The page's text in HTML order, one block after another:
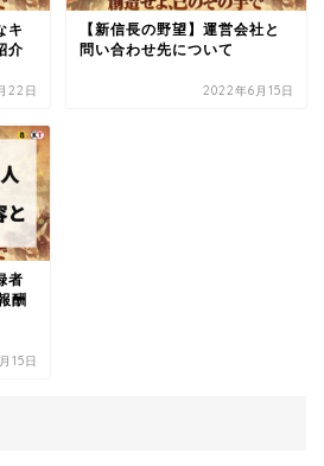
キ
介
22日
【新信長の野望】運営会社と
問い合わせ先について
2022年6月15日
者
酬
15日